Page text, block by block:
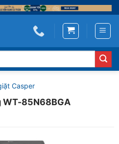
Casper
WT-85N68BGA